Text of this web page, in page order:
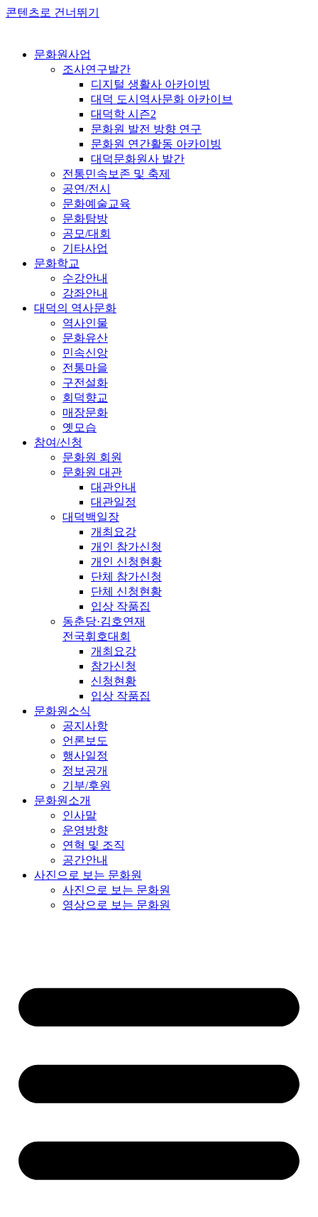
콘텐츠로 건너뛰기
문화원사업
조사연구발간
디지털 생활사 아카이빙
대덕 도시역사문화 아카이브
대덕학 시즌2
문화원 발전 방향 연구
문화원 연간활동 아카이빙
대덕문화원사 발간
전통민속보존 및 축제
공연/전시
문화예술교육
문화탐방
공모/대회
기타사업
문화학교
수강안내
강좌안내
대덕의 역사문화
역사인물
문화유산
민속신앙
전통마을
구전설화
회덕향교
매장문화
옛모습
참여/신청
문화원 회원
문화원 대관
대관안내
대관일정
대덕백일장
개최요강
개인 참가신청
개인 신청현황
단체 참가신청
단체 신청현황
입상 작품집
동춘당·김호연재
전국휘호대회
개최요강
참가신청
신청현황
입상 작품집
문화원소식
공지사항
언론보도
행사일정
정보공개
기부/후원
문화원소개
인사말
운영방향
연혁 및 조직
공간안내
사진으로 보는 문화원
사진으로 보는 문화원
영상으로 보는 문화원